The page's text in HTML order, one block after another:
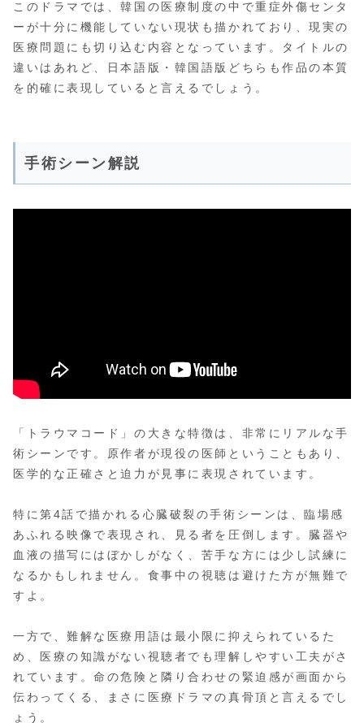
このドラマでは、韓国の医療制度の中で重症外傷センタ
ーが十分に機能していない現状も描かれており、現実の
医療問題にも切り込む内容となっています。タイトルの
違いはあれど、日本語版・韓国語版どちらも作品の本質
を的確に表現していると言えるでしょう。
手術シーン解説
「トラウマコード」の大きな特徴は、非常にリアルな手
術シーンです。原作者が現役の医師ということもあり、
医学的な正確さと迫力が見事に表現されています。
特に第4話で描かれる心臓破裂の手術シーンは、臨場感
あふれる映像で表現され、見る者を圧倒します。臓器や
血液の描写にはぼかしがなく、苦手な方には少し試練に
なるかもしれません。食事中の視聴は避けた方が無難で
すよ。
一方で、難解な医療用語は最小限に抑えられているた
め、医療の知識がない視聴者でも理解しやすい工夫がさ
れています。命の危険と隣り合わせの緊迫感が画面から
伝わってくる、まさに医療ドラマの真骨頂と言えるでし
ょう。